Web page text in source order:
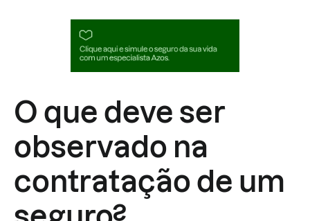
O que deve ser
observado na
contratação de um